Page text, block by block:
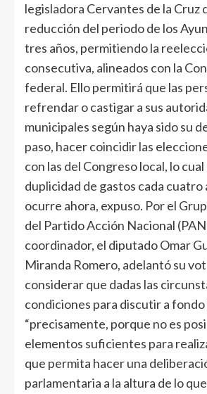
legisladora Cervantes de la Cruz
reducción del periodo de los
tres años, permitiendo la
consecutiva, alineados con la
federal. Ello permitirá que las
refrendar o castigar a sus
municipales según haya sido su
paso, hacer coincidir las
con las del Congreso local, lo
duplicidad de gastos cada cuatro
ocurre ahora, expuso. Por el
del Partido Acción Nacional
coordinador, el diputado Omar
Miranda Romero, adelantó su
considerar que dadas las
condiciones para discutir a fondo
“precisamente, porque no es
elementos suficientes para
que permita hacer una
parlamentaria a la altura de lo